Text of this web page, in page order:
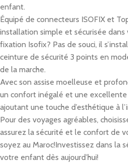
enfant.
Équipé de connecteurs ISOFIX et
installation simple et sécurisée dans
fixation Isofix? Pas de souci, il
ceinture de sécurité 3 points en
de la marche.
Avec son assise moelleuse et
un confort inégalé et une
ajoutant une touche d’esthétique à
Pour des voyages agréables,
assurez la sécurité et le confort de
soyez au Maroc!Investissez dans la
votre enfant dès aujourd’hui!